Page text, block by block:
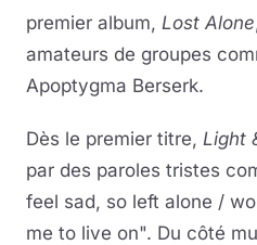
premier album, Lost Alone
amateurs de groupes
Apoptygma Berserk.
Dès le premier titre, Light
par des paroles tristes
feel sad, so left alone /
me to live on". Du côté